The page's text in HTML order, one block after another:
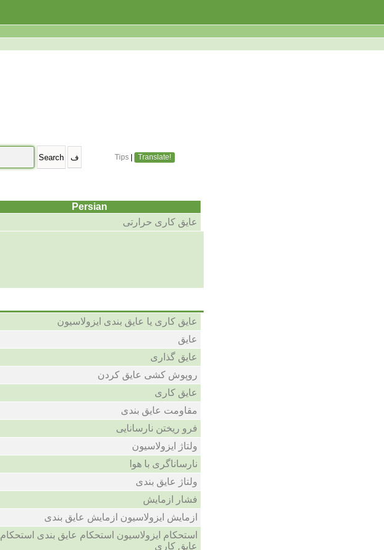
Tips Translate!
Persian
عایق کاری حرارتی
عایق کاری یا عایق بندی ایزولاسیون
عایق
عایق گذاری
روپوش کشی عایق کردن
عایق کاری
مقاومت عایق بندی
فرو ریختن نارسانایی
ولتاژ ایزولاسیون
نارساناگری با هوا
ولتاژ عایق بندی
فشار ازمایش
ازمایش ایزولاسیون ازمایش عایق بندی
استحکام ایزولاسیون استحکام عایق بندی استحکام
عایق کاری